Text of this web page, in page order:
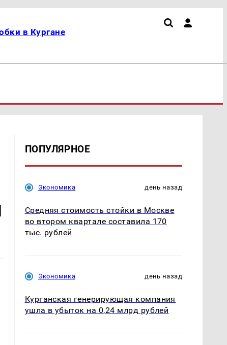
в Кургане
ПОПУЛЯРНОЕ
Экономика день назад
Средняя стоимость стойки в Москве
во втором квартале составила 170
тыс. рублей
Экономика день назад
Курганская генерирующая компания
ушла в убыток на 0,24 млрд рублей